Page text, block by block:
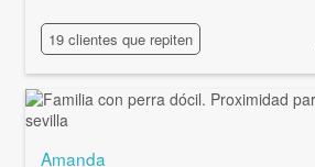
19 clientes que repiten
Amanda